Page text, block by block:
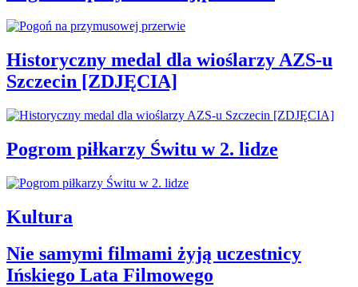
Historyczny medal dla wioślarzy AZS-u
Szczecin [ZDJĘCIA]
Pogrom piłkarzy Świtu w 2. lidze
Kultura
Nie samymi filmami żyją uczestnicy
Ińskiego Lata Filmowego